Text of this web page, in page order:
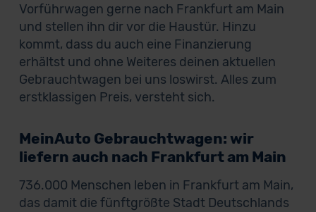
Vorführwagen gerne nach Frankfurt am Main
und stellen ihn dir vor die Haustür. Hinzu
kommt, dass du auch eine Finanzierung
erhältst und ohne Weiteres deinen aktuellen
Gebrauchtwagen bei uns loswirst. Alles zum
erstklassigen Preis, versteht sich.
MeinAuto Gebrauchtwagen: wir
liefern auch nach Frankfurt am Main
736.000 Menschen leben in Frankfurt am Main,
das damit die fünftgrößte Stadt Deutschlands